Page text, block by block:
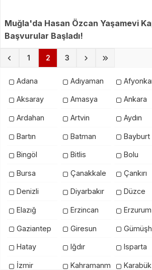
Muğla'da Hasan Özcan Yaşamevi
Başvurular Başladı!
1 2(current)
3
Adana Adıyaman
Aksaray Amasya Ankara
Ardahan Artvin Aydın
Bartın Batman Bayburt
Bingöl Bitlis Bolu
Bursa Çanakkale Çankırı
Denizli Diyarbakır Düzce
Elazığ Erzincan Erzurum
Gaziantep Giresun
Hatay Iğdır Isparta
İzmir KahramanmaraşKarabük